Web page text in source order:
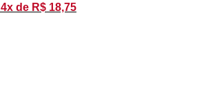
4x de R$ 18,75